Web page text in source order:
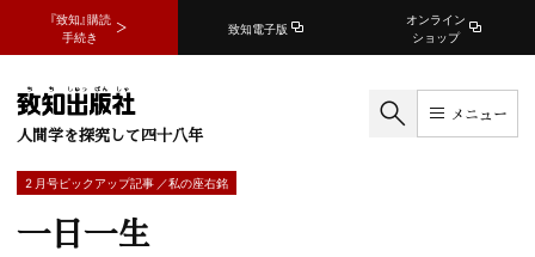
『致知』購読
手続き
致知電子版
オンライン
ショップ
人間学を探究して四十八年
メニュー
2 月号ピックアップ記事 ／私の座右銘
一日一生